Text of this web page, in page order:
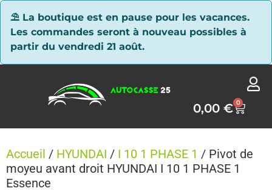
⛱ La boutique est en pause pour les vacances.
Les commandes seront à nouveau possibles à
partir du vendredi 21 août.
0,00€ 0
Accueil / HYUNDAI / I 10 1 PHASE 1 / Pivot de
moyeu avant droit HYUNDAI I 10 1 PHASE 1
Essence
Panneau de gestion des cookies